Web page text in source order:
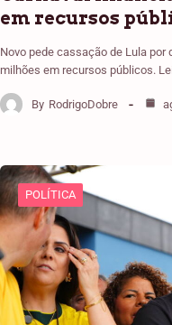
em recursos
Novo pede cassação de Lula por
milhões em recursos públicos.
By RodrigoDobre
POLÍTICA